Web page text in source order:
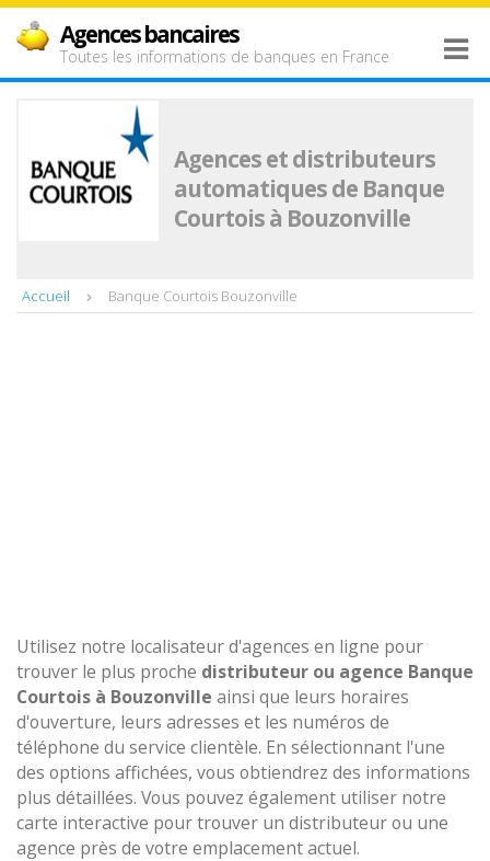
Agences bancaires
Toutes les informations de banques en France
Agences et distributeurs
automatiques de Banque
Courtois à Bouzonville
Accueil Banque Courtois Bouzonville
Utilisez notre localisateur d'agences en ligne pour
trouver le plus proche distributeur ou agence Banque
Courtois à Bouzonville ainsi que leurs horaires
d'ouverture, leurs adresses et les numéros de
téléphone du service clientèle. En sélectionnant l'une
des options affichées, vous obtiendrez des informations
plus détaillées. Vous pouvez également utiliser notre
carte interactive pour trouver un distributeur ou une
agence près de votre emplacement actuel.